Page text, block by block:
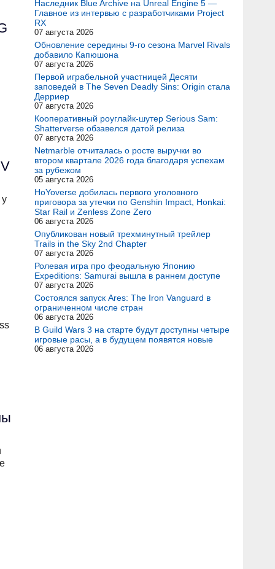
Наследник Blue Archive на Unreal Engine 5 —
Главное из интервью с разработчиками Project
RX
07 августа 2026
Обновление середины 9-го сезона Marvel Rivals
добавило Капюшона
07 августа 2026
Первой играбельной участницей Десяти
заповедей в The Seven Deadly Sins: Origin стала
Дерриер
07 августа 2026
Кооперативный роуглайк-шутер Serious Sam:
Shatterverse обзавелся датой релиза
07 августа 2026
Netmarble отчиталась о росте выручки во
втором квартале 2026 года благодаря успехам
за рубежом
05 августа 2026
HoYoverse добилась первого уголовного
приговора за утечки по Genshin Impact, Honkai:
Star Rail и Zenless Zone Zero
06 августа 2026
Опубликован новый трехминутный трейлер
Trails in the Sky 2nd Chapter
07 августа 2026
Ролевая игра про феодальную Японию
Expeditions: Samurai вышла в раннем доступе
07 августа 2026
Состоялся запуск Ares: The Iron Vanguard в
ограниченном числе стран
06 августа 2026
В Guild Wars 3 на старте будут доступны четыре
игровые расы, а в будущем появятся новые
06 августа 2026